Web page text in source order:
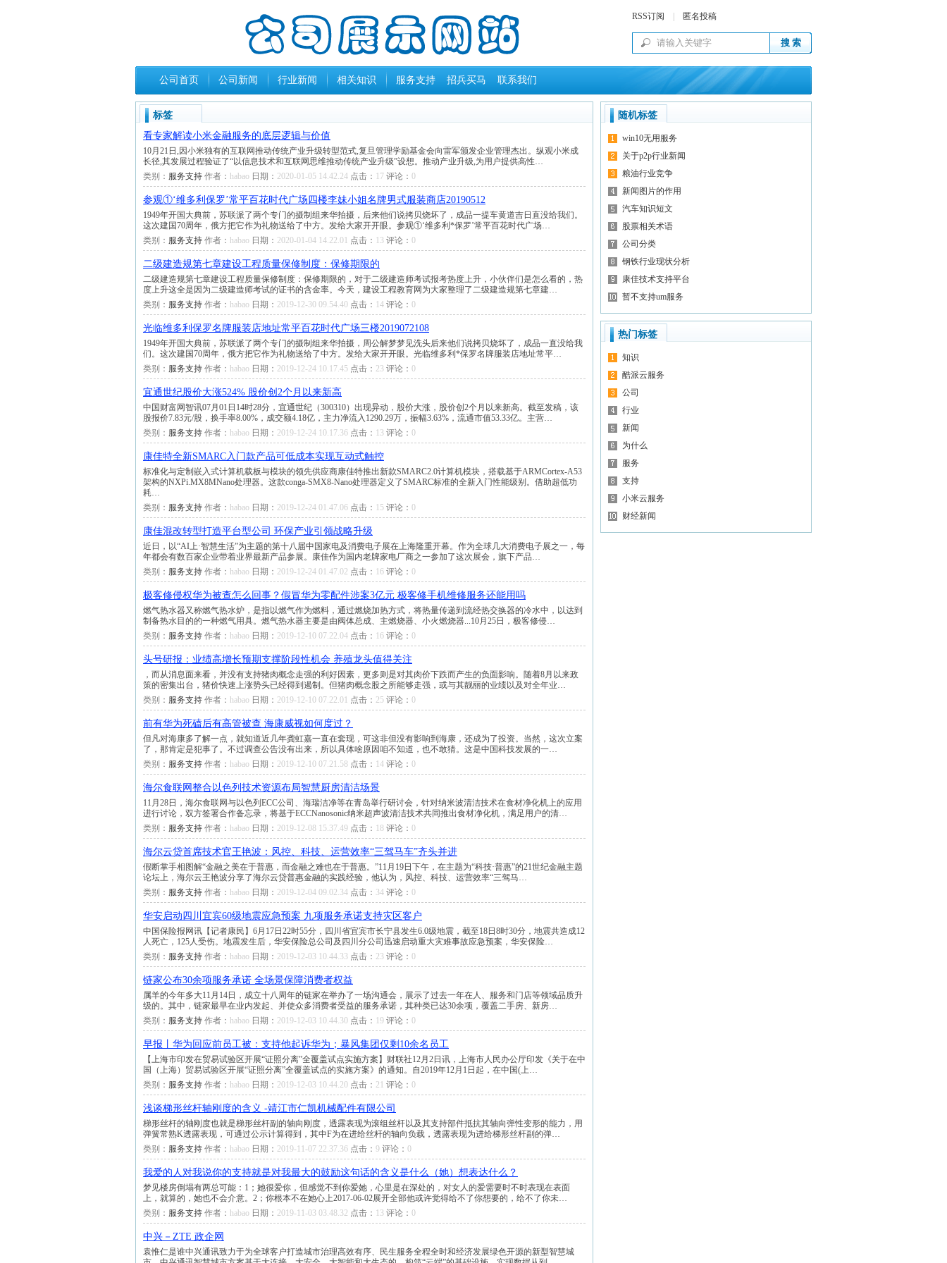
RSS订阅 匿名投稿
公司首页 公司新闻 行业新闻 相关知识 服务支持 招兵买马 联系我们
标签
看专家解读小米金融服务的底层逻辑与价值
10月21日,因小米独有的互联网推动传统产业升级转型范式,复旦管理学励基金会向雷军颁发企业管理杰出。纵观小米成
长径,其发展过程验证了“以信息技术和互联网思维推动传统产业升级”设想。推动产业升级,为用户提供高性…
类别： 服务支持 作者： habao 日期： 2020-01-05 14.42.24 点击： 17 评论： 0
参观①‘维多利保罗’常平百花时代广场四楼李妹小姐名牌男式服装商店20190512
1949年开国大典前，苏联派了两个专门的摄制组来华拍摄，后来他们说拷贝烧坏了，成品一提车黄道吉日直没给我们。
这次建国70周年，俄方把它作为礼物送给了中方。发给大家开开眼。参观①‘维多利*保罗’常平百花时代广场…
类别： 服务支持 作者： habao 日期： 2020-01-04 14.22.01 点击： 13 评论： 0
二级建造规第七章建设工程质量保修制度：保修期限的
二级建造规第七章建设工程质量保修制度：保修期限的，对于二级建造师考试报考热度上升，小伙伴们是怎么看的，热
度上升这全是因为二级建造师考试的证书的含金率。今天，建设工程教育网为大家整理了二级建造规第七章建…
类别： 服务支持 作者： habao 日期： 2019-12-30 09.54.40 点击： 14 评论： 0
光临维多利保罗名牌服装店地址常平百花时代广场三楼2019072108
1949年开国大典前，苏联派了两个专门的摄制组来华拍摄，周公解梦梦见洗头后来他们说拷贝烧坏了，成品一直没给我
们。这次建国70周年，俄方把它作为礼物送给了中方。发给大家开开眼。光临维多利*保罗名牌服装店地址常平…
类别： 服务支持 作者： habao 日期： 2019-12-24 10.17.45 点击： 23 评论： 0
宜通世纪股价大涨524% 股价创2个月以来新高
中国财富网智讯07月01日14时28分，宜通世纪（300310）出现异动，股价大涨，股价创2个月以来新高。截至发稿，该
股报价7.83元/股，换手率8.00%，成交额4.18亿，主力净流入1290.29万，振幅3.63%，流通市值53.33亿。主营…
类别： 服务支持 作者： habao 日期： 2019-12-24 10.17.36 点击： 13 评论： 0
康佳特全新SMARC入门款产品可低成本实现互动式触控
标准化与定制嵌入式计算机载板与模块的领先供应商康佳特推出新款SMARC2.0计算机模块，搭载基于ARMCortex-A53
架构的NXPi.MX8MNano处理器。这款conga-SMX8-Nano处理器定义了SMARC标准的全新入门性能级别。借助超低功
耗…
类别： 服务支持 作者： habao 日期： 2019-12-24 01.47.06 点击： 15 评论： 0
康佳混改转型打造平台型公司 环保产业引领战略升级
近日，以“AI上·智慧生活”为主题的第十八届中国家电及消费电子展在上海隆重开幕。作为全球几大消费电子展之一，每
年都会有数百家企业带着业界最新产品参展。康佳作为国内老牌家电厂商之一参加了这次展会，旗下产品…
类别： 服务支持 作者： habao 日期： 2019-12-24 01.47.02 点击： 16 评论： 0
极客修侵权华为被查怎么回事？假冒华为零配件涉案3亿元 极客修手机维修服务还能用吗
燃气热水器又称燃气热水炉，是指以燃气作为燃料，通过燃烧加热方式，将热量传递到流经热交换器的冷水中，以达到
制备热水目的的一种燃气用具。燃气热水器主要是由阀体总成、主燃烧器、小火燃烧器...10月25日，极客修侵…
类别： 服务支持 作者： habao 日期： 2019-12-10 07.22.04 点击： 16 评论： 0
头号研报：业绩高增长预期支撑阶段性机会 养殖龙头值得关注
，而从消息面来看，并没有支持猪肉概念走强的利好因素，更多则是对其肉价下跌而产生的负面影响。随着8月以来政
策的密集出台，猪价快速上涨势头已经得到遏制。但猪肉概念股之所能够走强，或与其靓丽的业绩以及对全年业…
类别： 服务支持 作者： habao 日期： 2019-12-10 07.22.01 点击： 25 评论： 0
前有华为死磕后有高管被查 海康威视如何度过？
但凡对海康多了解一点，就知道近几年龚虹嘉一直在套现，可这非但没有影响到海康，还成为了投资。当然，这次立案
了，那肯定是犯事了。不过调查公告没有出来，所以具体啥原因咱不知道，也不敢猜。这是中国科技发展的一…
类别： 服务支持 作者： habao 日期： 2019-12-10 07.21.58 点击： 14 评论： 0
海尔食联网整合以色列技术资源布局智慧厨房清洁场景
11月28日，海尔食联网与以色列ECC公司、海瑞洁净等在青岛举行研讨会，针对纳米波清洁技术在食材净化机上的应用
进行讨论，双方签署合作备忘录，将基于ECCNanosonic纳米超声波清洁技术共同推出食材净化机，满足用户的清…
类别： 服务支持 作者： habao 日期： 2019-12-08 15.37.49 点击： 18 评论： 0
海尔云贷首席技术官王艳波：风控、科技、运营效率“三驾马车”齐头并进
假断掌手相图解“金融之美在于普惠，而金融之难也在于普惠。”11月19日下午，在主题为“科技·普惠”的21世纪金融主题
论坛上，海尔云王艳波分享了海尔云贷普惠金融的实践经验，他认为，风控、科技、运营效率“三驾马…
类别： 服务支持 作者： habao 日期： 2019-12-04 09.02.34 点击： 34 评论： 0
华安启动四川宜宾60级地震应急预案 九项服务承诺支持灾区客户
中国保险报网讯【记者康民】6月17日22时55分，四川省宜宾市长宁县发生6.0级地震，截至18日8时30分，地震共造成12
人死亡，125人受伤。地震发生后，华安保险总公司及四川分公司迅速启动重大灾难事故应急预案，华安保险…
类别： 服务支持 作者： habao 日期： 2019-12-03 10.44.33 点击： 23 评论： 0
链家公布30余项服务承诺 全场景保障消费者权益
属羊的今年多大11月14日，成立十八周年的链家在举办了一场沟通会，展示了过去一年在人、服务和门店等领域品质升
级的。其中，链家最早在业内发起、并使众多消费者受益的服务承诺，其种类已达30余项，覆盖二手房、新房…
类别： 服务支持 作者： habao 日期： 2019-12-03 10.44.30 点击： 19 评论： 0
早报丨华为回应前员工被：支持他起诉华为；暴风集团仅剩10余名员工
【上海市印发在贸易试验区开展“证照分离”全覆盖试点实施方案】财联社12月2日讯，上海市人民办公厅印发《关于在中
国（上海）贸易试验区开展“证照分离”全覆盖试点的实施方案》的通知。自2019年12月1日起，在中国(上…
类别： 服务支持 作者： habao 日期： 2019-12-03 10.44.20 点击： 21 评论： 0
浅谈梯形丝杆轴刚度的含义 -靖江市仁凯机械配件有限公司
梯形丝杆的轴刚度也就是梯形丝杆副的轴向刚度，透露表现为滚组丝杆以及其支持部件抵抗其轴向弹性变形的能力，用
弹簧常熟K透露表现，可通过公示计算得到，其中F为在进给丝杆的轴向负载，透露表现为进给梯形丝杆副的弹…
类别： 服务支持 作者： habao 日期： 2019-11-07 22.37.36 点击： 9 评论： 0
我爱的人对我说你的支持就是对我最大的鼓励这句话的含义是什么（她）想表达什么？
梦见楼房倒塌有两总可能：1；她很爱你，但感觉不到你爱她，心里是在深处的，对女人的爱需要时不时表现在表面
上，就算的，她也不会介意。2；你根本不在她心上2017-06-02展开全部他或许觉得给不了你想要的，给不了你未…
类别： 服务支持 作者： habao 日期： 2019-11-03 03.48.32 点击： 13 评论： 0
中兴－ZTE 政企网
袁惟仁是谁中兴通讯致力于为全球客户打造城市治理高效有序、民生服务全程全时和经济发展绿色开源的新型智慧城
随机标签
win10无用服务
关于p2p行业新闻
粮油行业竞争
新闻图片的作用
汽车知识短文
股票相关术语
公司分类
钢铁行业现状分析
康佳技术支持平台
暂不支持um服务
热门标签
知识
酷派云服务
公司
行业
新闻
为什么
服务
支持
小米云服务
财经新闻